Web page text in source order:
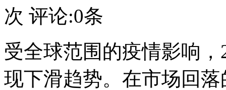
次 评论:0条
受全球范围的疫情影响
现下滑趋势。在市场回